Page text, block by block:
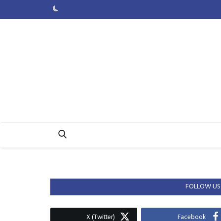
FOLLOW US
Facebook
X (Twitter)